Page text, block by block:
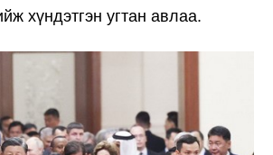
хүндэтгэн угтан авлаа.